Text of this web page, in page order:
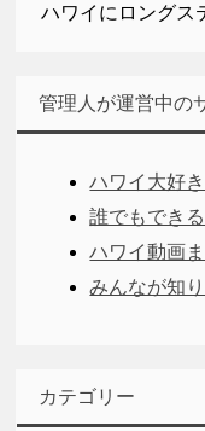
ハワイにロングス
管理人が運営中の
ハワイ大好
誰でもでき
ハワイ動画
みんなが知
カテゴリー